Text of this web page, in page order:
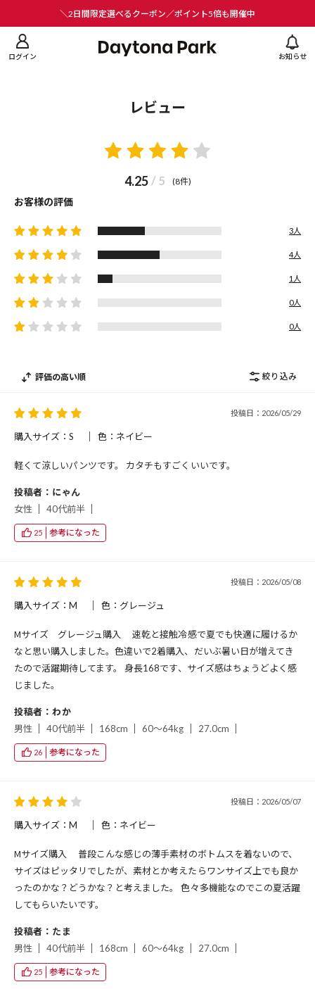
＼2日間限定選べるクーポン／ポイント5倍も開催中
ログイン お知らせ
レビュー
4.25 / 5 (8件)
お客様の評価
3人
4人
1人
0人
0人
評価の高い順 絞り込み
投稿日：2026/05/29
購入サイズ：S 色：ネイビー
軽くて涼しいパンツです。 カタチもすごくいいです。
投稿者：にゃん
女性
40代前半
25 参考になった
投稿日：2026/05/08
購入サイズ：M 色：グレージュ
Мサイズ グレージュ購入 速乾と接触冷感で夏でも快適に履けるか
なと思い購入しました。色違いで2着購入、だいぶ暑い日が増えてき
たので活躍期待してます。 身長168です、サイズ感はちょうどよく感
じました。
投稿者：わか
男性
40代前半 168cm 60～64kg 27.0cm
26 参考になった
投稿日：2026/05/07
購入サイズ：M 色：ネイビー
Мサイズ購入 普段こんな感じの薄手素材のボトムスを着ないので、
サイズはピッタリでしたが、素材とか考えたらワンサイズ上でも良か
ったのかな？どうかな？と考えました。 色々多機能なのでこの夏活躍
してもらいたいです。
投稿者：たま
男性
40代前半 168cm 60～64kg 27.0cm
25 参考になった